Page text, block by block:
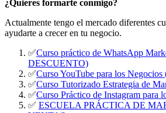
¿Quieres formarte conmigo?
Actualmente tengo el mercado diferentes
ayudarte a crecer en tu negocio.
✅Curso práctico de WhatsApp
DESCUENTO)
✅Curso YouTube para los
✅Curso Tutorizado Estrategia de
✅Curso Práctico de Instagram para
✅ ESCUELA PRÁCTICA DE